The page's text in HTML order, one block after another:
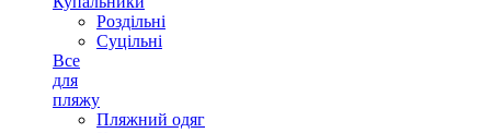
Роздільні
Суцільні
Все
для
пляжу
Пляжний одяг